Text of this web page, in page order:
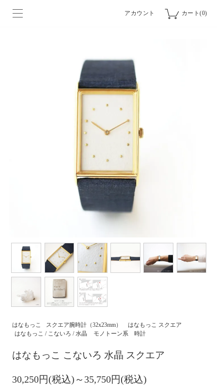
アカウント カート(0)
はなもっこ スクエア腕時計（32x23mm）
はなもっこ スクエア
はなもっこ / こないろ / 水晶
モノトーン系 時計
はなもっこ こないろ 水晶 スクエア
30,250円(税込)～35,750円(税込)